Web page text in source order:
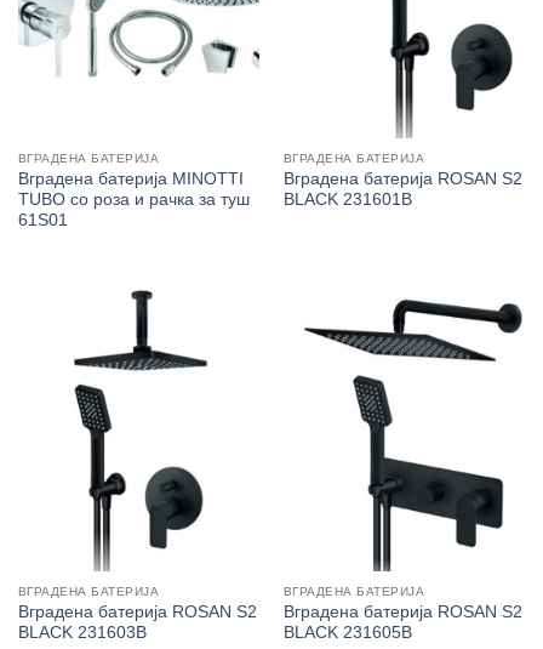
ВГРАДЕНА БАТЕРИЈА
Вградена батерија MINOTTI
TUBO со роза и рачка за туш
61S01
ВГРАДЕНА БАТЕРИЈА
Вградена батерија ROSAN S2
BLACK 231601B
ВГРАДЕНА БАТЕРИЈА
Вградена батерија ROSAN S2
BLACK 231603B
ВГРАДЕНА БАТЕРИЈА
Вградена батерија ROSAN S2
BLACK 231605B